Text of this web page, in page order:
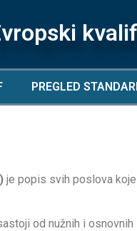
PREGLED
je popis svih poslova
od nužnih i